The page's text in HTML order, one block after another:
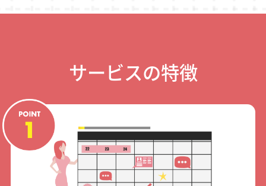
サービスの特徴